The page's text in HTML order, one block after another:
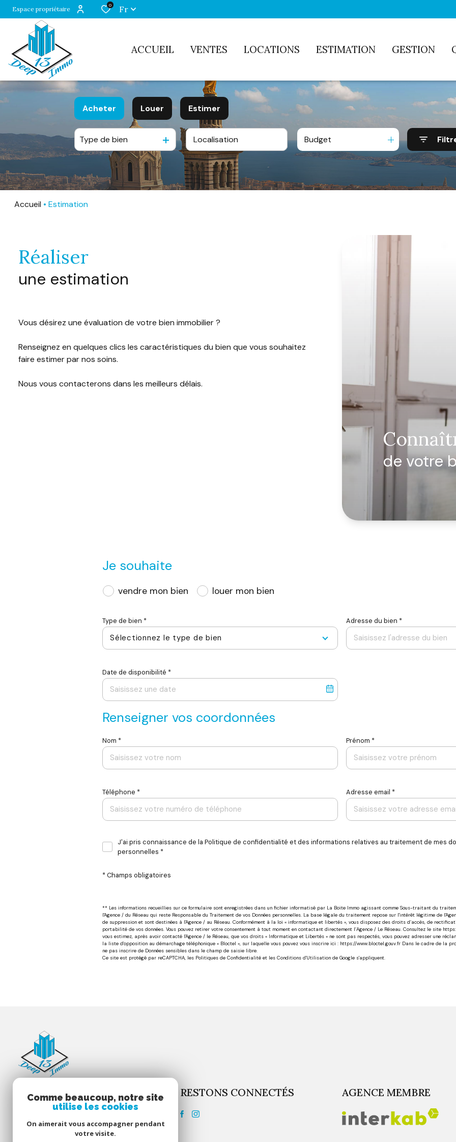
Espace propriétaire
0 Fr
ACCUEIL VENTES LOCATIONS ESTIMATION GESTION
Acheter
De l'ancien
Louer
à l'année
De l'immo pro
Estimer
Type de bien Budget
Accueil Estimation
de votre
réaliser
une estimation
Vous désirez une évaluation de votre bien immobilier ?
Renseignez en quelques clics les caractéristiques du bien que vous souhaitez
faire estimer par nos soins.
Nous vous contacterons dans les meilleurs délais.
Je souhaite
vendre mon bien louer mon bien
Type de bien *
Sélectionnez le type de bien
Adresse du bien *
Date de disponibilité *
Renseigner vos coordonnées
Nom * Prénom *
Téléphone * Adresse email *
J'ai pris connaissance de la Politique de confidentialité et des informations relatives au traitement de mes
personnelles *
* Champs obligatoires
** Les informations recueillies sur ce formulaire sont enregistrées dans un fichier informatisé par La Boite Immo agissant comme Sous-traitant du
l'Agence / du Réseau qui reste Responsable du Traitement de vos Données personnelles. La base légale du traitement repose sur l'intérêt légitime de
de suppression et sont destinées à l'Agence / au Réseau. Conformément à la loi « informatique et libertés », vous disposez des droits d’accès, de
portabilité de vos données. Vous pouvez retirer votre consentement à tout moment en contactant directement l’Agence / Le Réseau. Consultez le site
vous estimez, après avoir contacté l'Agence / le Réseau, que vos droits « Informatique et Libertés » ne sont pas respectés, vous pouvez adresser une
la liste d'opposition au démarchage téléphonique « Bloctel », sur laquelle vous pouvez vous inscrire ici : https://www.bloctel.gouv.fr Dans le cadre de la
ne pas inscrire de Données sensibles dans le champ de saisie libre.
Ce site est protégé par reCAPTCHA, les Politiques de Confidentialité et les Conditions d'Utilisation de Google s'appliquent.
DEEP'IMMO 13
contact@deepimmo13.fr
150 avenue de la Rose
RESTONS CONNECTÉS AGENCE MEMBRE
Comme beaucoup, notre site
utilise les cookies
On aimerait vous accompagner pendant
votre visite.